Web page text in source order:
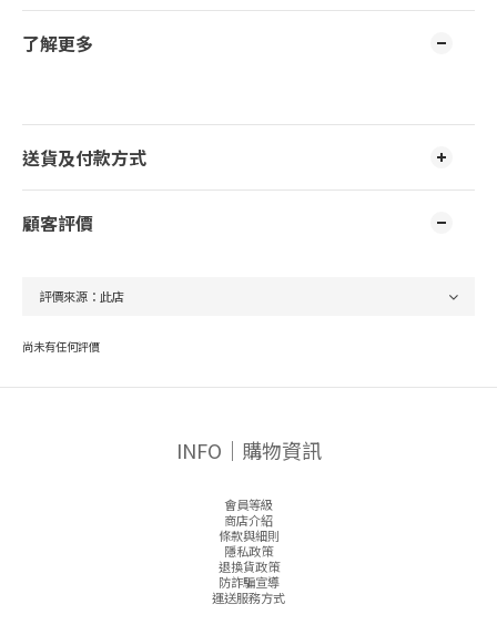
了解更多
送貨及付款方式
顧客評價
尚未有任何評價
INFO｜購物資訊
會員等級
商店介紹
條款與細則
隱私政策
退換貨政策
防詐騙宣導
運送服務方式